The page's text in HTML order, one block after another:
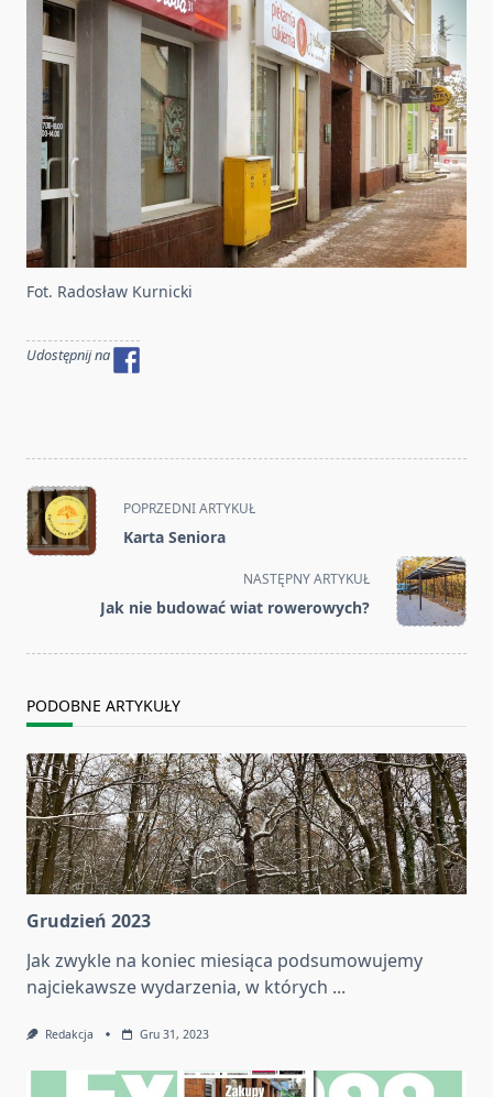
Fot. Radosław Kurnicki
Udostępnij na
<span
class="nav-
subtitle
POPRZEDNI ARTYKUŁ
Karta Seniora
NASTĘPNY ARTYKUŁ
Jak nie budować wiat rowerowych?
PODOBNE ARTYKUŁY
Grudzień 2023
Jak zwykle na koniec miesiąca podsumowujemy
najciekawsze wydarzenia, w których ...
Redakcja Gru 31, 2023